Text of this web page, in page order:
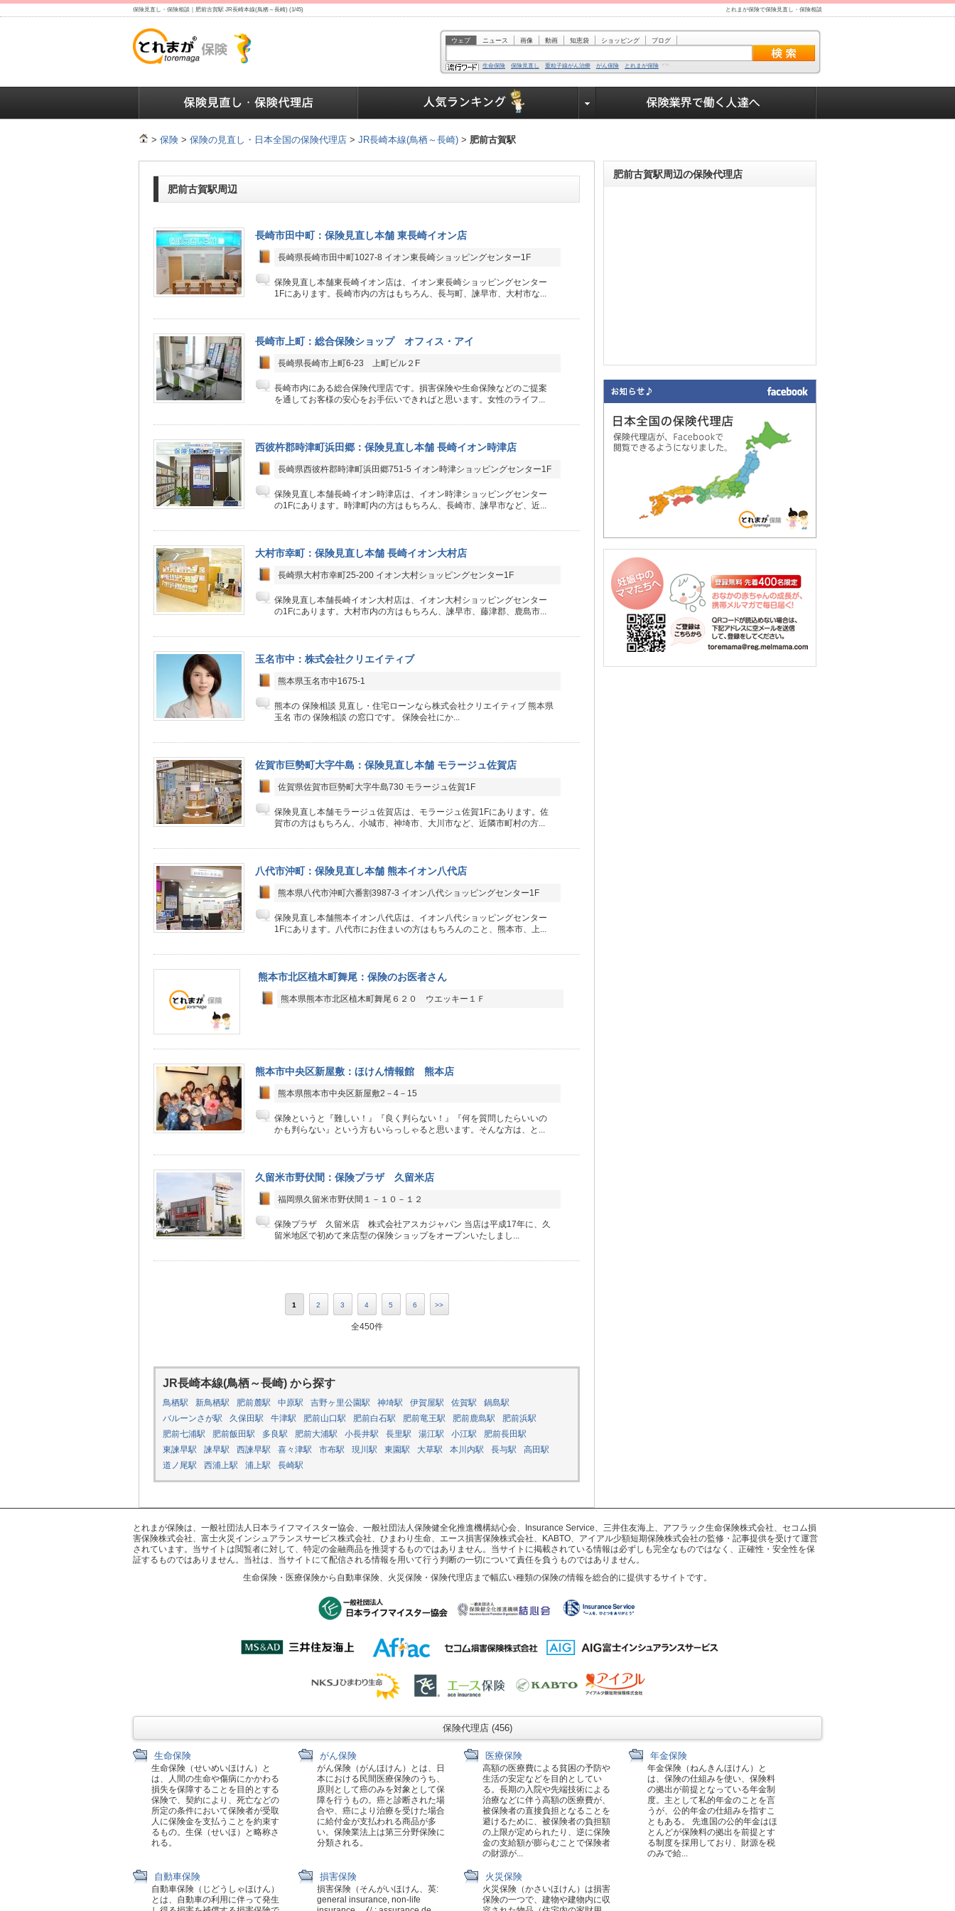
保険見直し・保険相談｜肥前古賀駅 JR長崎本線(鳥栖～長崎) (1/45) とれまが保険で保険見直し・保険相談
ウェブ ニュース 画像 動画 知恵袋 ショッピング ブログ
生命保険 保険見直し 重粒子線がん治療 がん保険 とれまが保険
> 保険 > 保険の見直し・日本全国の保険代理店 > JR長崎本線(鳥栖～長崎) > 肥前古賀駅
肥前古賀駅周辺
長崎市田中町：保険見直し本舗 東長崎イオン店
長崎県長崎市田中町1027-8 イオン東長崎ショッピングセンター1F
保険見直し本舗東長崎イオン店は、イオン東長崎ショッピングセンター
1Fにあります。長崎市内の方はもちろん、長与町、諫早市、大村市な...
長崎市上町：総合保険ショップ オフィス・アイ
長崎県長崎市上町6-23 上町ビル２F
長崎市内にある総合保険代理店です。損害保険や生命保険などのご提案
を通してお客様の安心をお手伝いできればと思います。女性のライフ...
西彼杵郡時津町浜田郷：保険見直し本舗 長崎イオン時津店
長崎県西彼杵郡時津町浜田郷751-5 イオン時津ショッピングセンター1F
保険見直し本舗長崎イオン時津店は、イオン時津ショッピングセンター
の1Fにあります。時津町内の方はもちろん、長崎市、諫早市など、近...
大村市幸町：保険見直し本舗 長崎イオン大村店
長崎県大村市幸町25-200 イオン大村ショッピングセンター1F
保険見直し本舗長崎イオン大村店は、イオン大村ショッピングセンター
の1Fにあります。大村市内の方はもちろん、諫早市、藤津郡、鹿島市...
玉名市中：株式会社クリエイティブ
熊本県玉名市中1675-1
熊本の 保険相談 見直し・住宅ローンなら株式会社クリエイティブ 熊本県
玉名 市の 保険相談 の窓口です。 保険会社にか...
佐賀市巨勢町大字牛島：保険見直し本舗 モラージュ佐賀店
佐賀県佐賀市巨勢町大字牛島730 モラージュ佐賀1F
保険見直し本舗モラージュ佐賀店は、モラージュ佐賀1Fにあります。佐
賀市の方はもちろん、小城市、神埼市、大川市など、近隣市町村の方...
八代市沖町：保険見直し本舗 熊本イオン八代店
熊本県八代市沖町六番割3987-3 イオン八代ショッピングセンター1F
保険見直し本舗熊本イオン八代店は、イオン八代ショッピングセンター
1Fにあります。八代市にお住まいの方はもちろんのこと、熊本市、上...
熊本市北区植木町舞尾：保険のお医者さん
熊本県熊本市北区植木町舞尾６２０ ウエッキー１Ｆ
熊本市中央区新屋敷：ほけん情報館 熊本店
熊本県熊本市中央区新屋敷2－4－15
保険というと『難しい！』『良く判らない！』『何を質問したらいいの
かも判らない』という方もいらっしゃると思います。そんな方は、と...
久留米市野伏間：保険プラザ 久留米店
福岡県久留米市野伏間１－１０－１２
保険プラザ 久留米店 株式会社アスカジャパン 当店は平成17年に、久
留米地区で初めて来店型の保険ショップをオープンいたしまし...
1 2 3 4 5 6 >>
全450件
JR長崎本線(鳥栖～長崎) から探す
鳥栖駅 新鳥栖駅 肥前麓駅 中原駅 吉野ヶ里公園駅 神埼駅 伊賀屋駅 佐賀駅
鍋島駅
バルーンさが駅
久保田駅 牛津駅 肥前山口駅 肥前白石駅 肥前竜王駅 肥前鹿島駅
肥前浜駅
肥前七浦駅
肥前飯田駅 多良駅 肥前大浦駅 小長井駅 長里駅 湯江駅 小江駅
肥前長田駅
東諫早駅
諫早駅 西諫早駅 喜々津駅 市布駅 現川駅 東園駅 大草駅 本川内駅 長与駅
高田駅
道ノ尾駅
西浦上駅 浦上駅 長崎駅
肥前古賀駅周辺の保険代理店
とれまが保険は、一般社団法人日本ライフマイスター協会、一般社団法人保険健全化推進機構結心会、Insurance Service、三井住友海上、アフラック生命保険株式会社、セコム損
害保険株式会社、富士火災インシュアランスサービス株式会社、ひまわり生命、エース損害保険株式会社、KABTO、アイアル少額短期保険株式会社の監修・記事提供を受けて運営
されています。当サイトは閲覧者に対して、特定の金融商品を推奨するものではありません。当サイトに掲載されている情報は必ずしも完全なものではなく、正確性・安全性を保
証するものではありません。当社は、当サイトにて配信される情報を用いて行う判断の一切について責任を負うものではありません。
生命保険・医療保険から自動車保険、火災保険・保険代理店まで幅広い種類の保険の情報を総合的に提供するサイトです。
保険代理店 (456)
生命保険
生命保険（せいめいほけん）と
は、人間の生命や傷病にかかわる
損失を保障することを目的とする
保険で、契約により、死亡などの
所定の条件において保険者が受取
人に保険金を支払うことを約束す
るもの。生保（せいほ）と略称さ
れる。
がん保険
がん保険（がんほけん）とは、日
本における民間医療保険のうち、
原則として癌のみを対象として保
障を行うもの。癌と診断された場
合や、癌により治療を受けた場合
に給付金が支払われる商品が多
い。保険業法上は第三分野保険に
分類される。
医療保険
高額の医療費による貧困の予防や
生活の安定などを目的としてい
る。長期の入院や先端技術による
治療などに伴う高額の医療費が、
被保険者の直接負担となることを
避けるために、被保険者の負担額
の上限が定められたり、逆に保険
金の支給額が膨らむことで保険者
の財源が...
年金保険
年金保険（ねんきんほけん）と
は、保険の仕組みを使い、保険料
の拠出が前提となっている年金制
度。主として私的年金のことを言
うが、公的年金の仕組みを指すこ
ともある。 先進国の公的年金はほ
とんどが保険料の拠出を前提とす
る制度を採用しており、財源を税
のみで給...
自動車保険
自動車保険（じどうしゃほけん）
とは、自動車の利用に伴って発生
損害保険
損害保険（そんがいほけん、英:
general insurance, non-life
火災保険
火災保険（かさいほけん）は損害
保険の一つで、建物や建物内に収